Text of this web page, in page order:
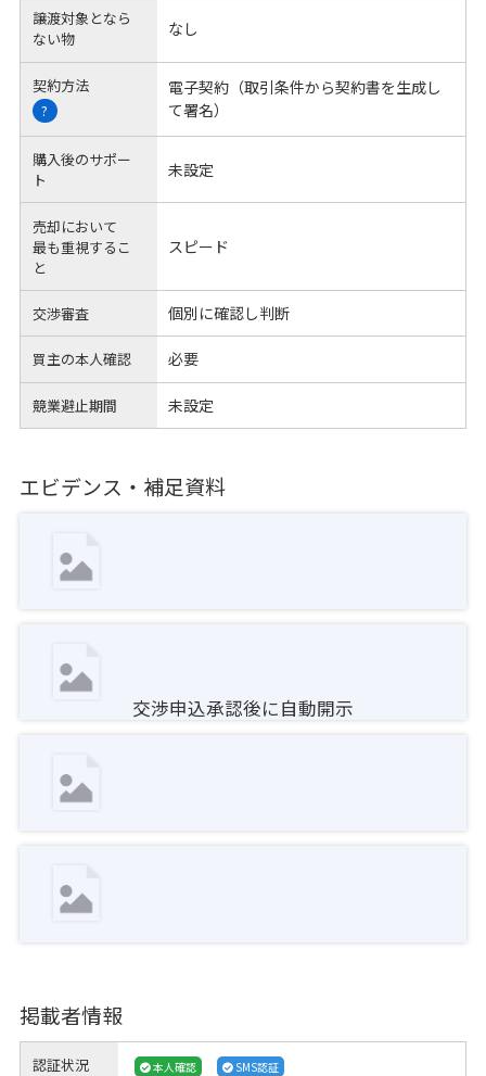
譲渡対象となら
ない物
なし
契約方法
?
電子契約（取引条件から契約書を生成し
て署名）
購入後のサポー
ト
未設定
売却において
最も重視するこ
と
スピード
交渉審査 個別に確認し判断
買主の本人確認 必要
競業避止期間 未設定
エビデンス・補足資料
交渉申込承認後に自動開示
掲載者情報
認証状況 本人確認
SMS認証